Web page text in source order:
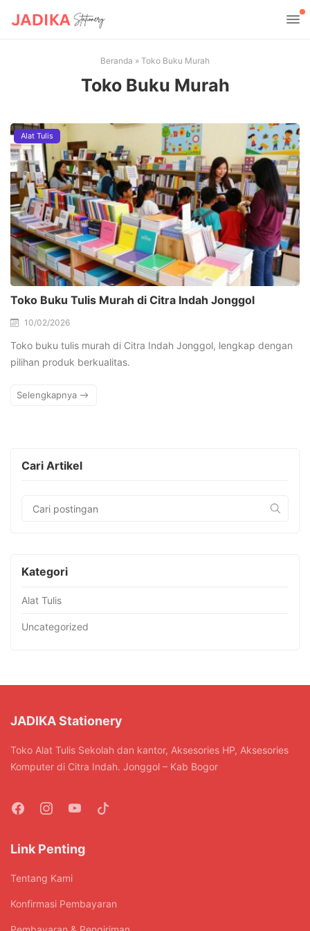
Beranda » Toko Buku Murah
Toko Buku Murah
Alat Tulis
Toko Buku Tulis Murah di Citra Indah Jonggol
10/02/2026
Toko buku tulis murah di Citra Indah Jonggol, lengkap dengan
pilihan produk berkualitas.
Selengkapnya
Cari Artikel
Kategori
Alat Tulis
Uncategorized
JADIKA Stationery
Toko Alat Tulis Sekolah dan kantor, Aksesories HP, Aksesories
Komputer di Citra Indah. Jonggol – Kab Bogor
Link Penting
Tentang Kami
Konfirmasi Pembayaran